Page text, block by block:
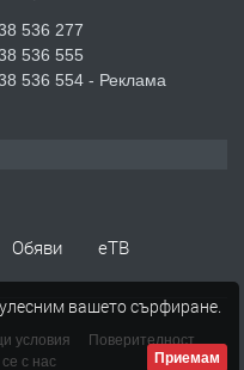
НА МЕБЕЛИ.
под наем в кв.
Хасково.
преди 4 дни
536 277
536 555
536 554 - Реклама
Обяви
еТВ
условия
Поверителност
с нас
вашето сърфиране.
Приемам